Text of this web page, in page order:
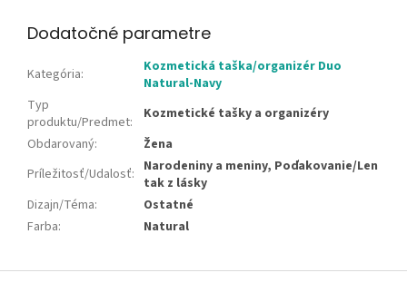
Dodatočné parametre
Kategória:
Kozmetická taška/organizér Duo
Natural-Navy
Typ
produktu/Predmet:
Kozmetické tašky a organizéry
Obdarovaný:
Žena
Príležitosť/Udalosť: Narodeniny a meniny, Poďakovanie/Len
tak z lásky
Dizajn/Téma:
Ostatné
Farba: Natural
Z